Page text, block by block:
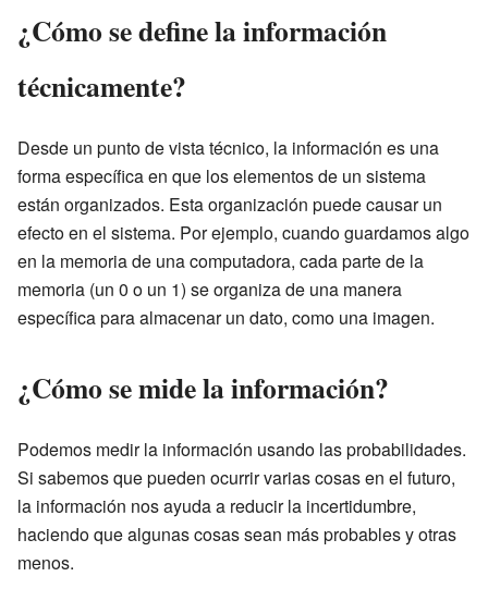
¿Cómo se define la información
técnicamente?
Desde un punto de vista técnico, la información es una
forma específica en que los elementos de un sistema
están organizados. Esta organización puede causar un
efecto en el sistema. Por ejemplo, cuando guardamos algo
en la memoria de una computadora, cada parte de la
memoria (un 0 o un 1) se organiza de una manera
específica para almacenar un dato, como una imagen.
¿Cómo se mide la información?
Podemos medir la información usando las probabilidades.
Si sabemos que pueden ocurrir varias cosas en el futuro,
la información nos ayuda a reducir la incertidumbre,
haciendo que algunas cosas sean más probables y otras
menos.